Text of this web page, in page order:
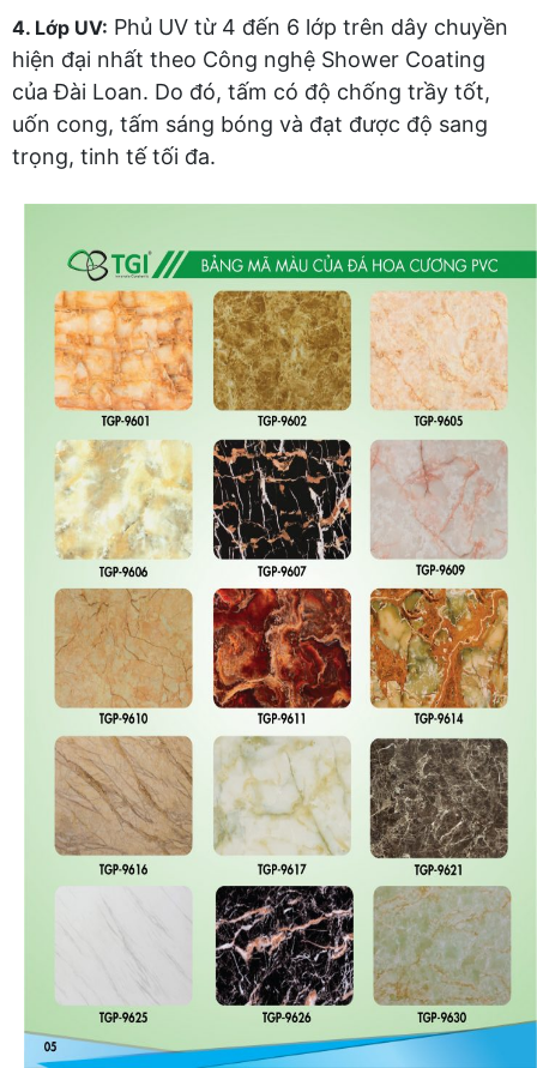
4. Lớp UV: Phủ UV từ 4 đến 6 lớp trên dây chuyền
hiện đại nhất theo Công nghệ Shower Coating
của Đài Loan. Do đó, tấm có độ chống trầy tốt,
uốn cong, tấm sáng bóng và đạt được độ sang
trọng, tinh tế tối đa.